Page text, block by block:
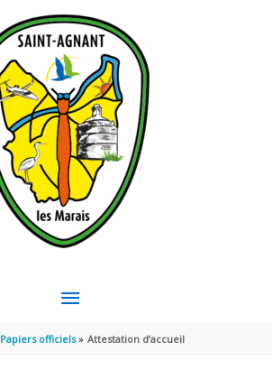
MENU
PRINCIPAL
Papiers officiels Attestation d’accueil